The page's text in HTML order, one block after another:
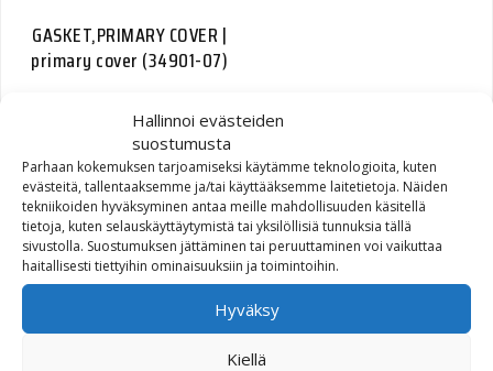
Hallinnoi evästeiden
suostumusta
Parhaan kokemuksen tarjoamiseksi käytämme teknologioita, kuten
evästeitä, tallentaaksemme ja/tai käyttääksemme laitetietoja. Näiden
tekniikoiden hyväksyminen antaa meille mahdollisuuden käsitellä
tietoja, kuten selauskäyttäytymistä tai yksilöllisiä tunnuksia tällä
sivustolla. Suostumuksen jättäminen tai peruuttaminen voi vaikuttaa
haitallisesti tiettyihin ominaisuuksiin ja toimintoihin.
Hyväksy
Kiellä
GASKET,PRIMARY COVER |
primary cover (34901-07)
74,55€
FRAME LOWER RIGHT
(47988-05)
898,01€